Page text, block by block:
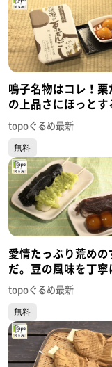
鳴子名物はコレ！栗
の上品さにほっとす
処 深瀬」（大崎市鳴
湯元）#496【topo
topoぐるめ最新
無料
愛情たっぷり荒めの
だ。豆の風味を丁寧
んご茶屋あらまち」
区東九番丁）#482
るめ】
topoぐるめ最新
無料